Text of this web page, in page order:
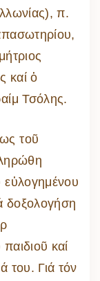
π.
καί ὁ
Τσόλης.
τοῦ
δοξολογήση
καί
του. Γιά τόν